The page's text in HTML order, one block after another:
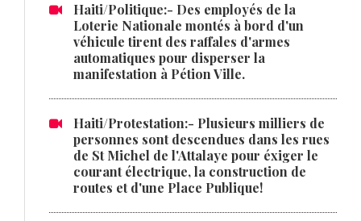
Haiti/Politique:- Des employés de la
Loterie Nationale montés à bord d'un
véhicule tirent des raffales d'armes
automatiques pour disperser la
manifestation à Pétion Ville.
Haiti/Protestation:- Plusieurs milliers de
personnes sont descendues dans les rues
de St Michel de l'Attalaye pour éxiger le
courant électrique, la construction de
routes et d'une Place Publique!